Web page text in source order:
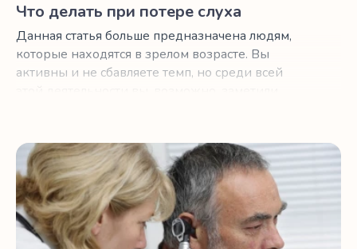
Что делать при потере слуха
Данная статья больше предназначена людям,
которые находятся в зрелом возрасте. Вы
активны и не сбавляете темп, но среди всей
Как сказать работодателю о потере слуха